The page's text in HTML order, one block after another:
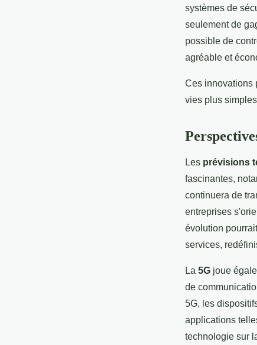
systèmes de
seulement de
possible de
agréable et
Ces innovations
vies plus
Les prévisions
fascinantes,
continuera de
entreprises
évolution
services,
La 5G joue
de
5G, les
applications
technologie sur